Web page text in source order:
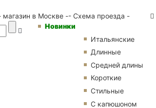
магазин в Москве -- Схема проезда -
Новинки
Итальянские
Длинные
Средней длины
Короткие
Стильные
С капюшоном